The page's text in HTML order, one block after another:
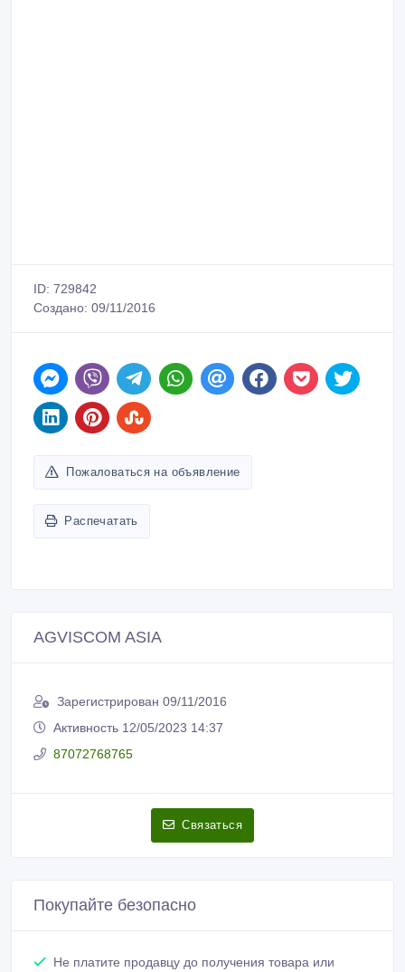
ID: 729842
Создано: 09/11/2016
Пожаловаться на объявление
Распечатать
AGVISCOM ASIA
Зарегистрирован 09/11/2016
Активность 12/05/2023 14:37
87072768765
Связаться
Покупайте безопасно
Не платите продавцу до получения товара или